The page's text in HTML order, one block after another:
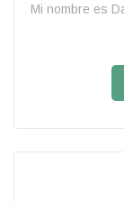
Mi nombre es